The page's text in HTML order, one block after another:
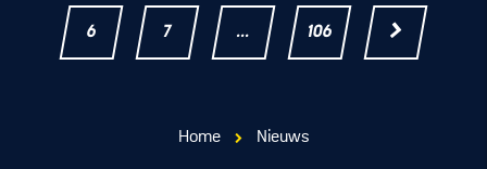
6 7 ... 106
Home Nieuws